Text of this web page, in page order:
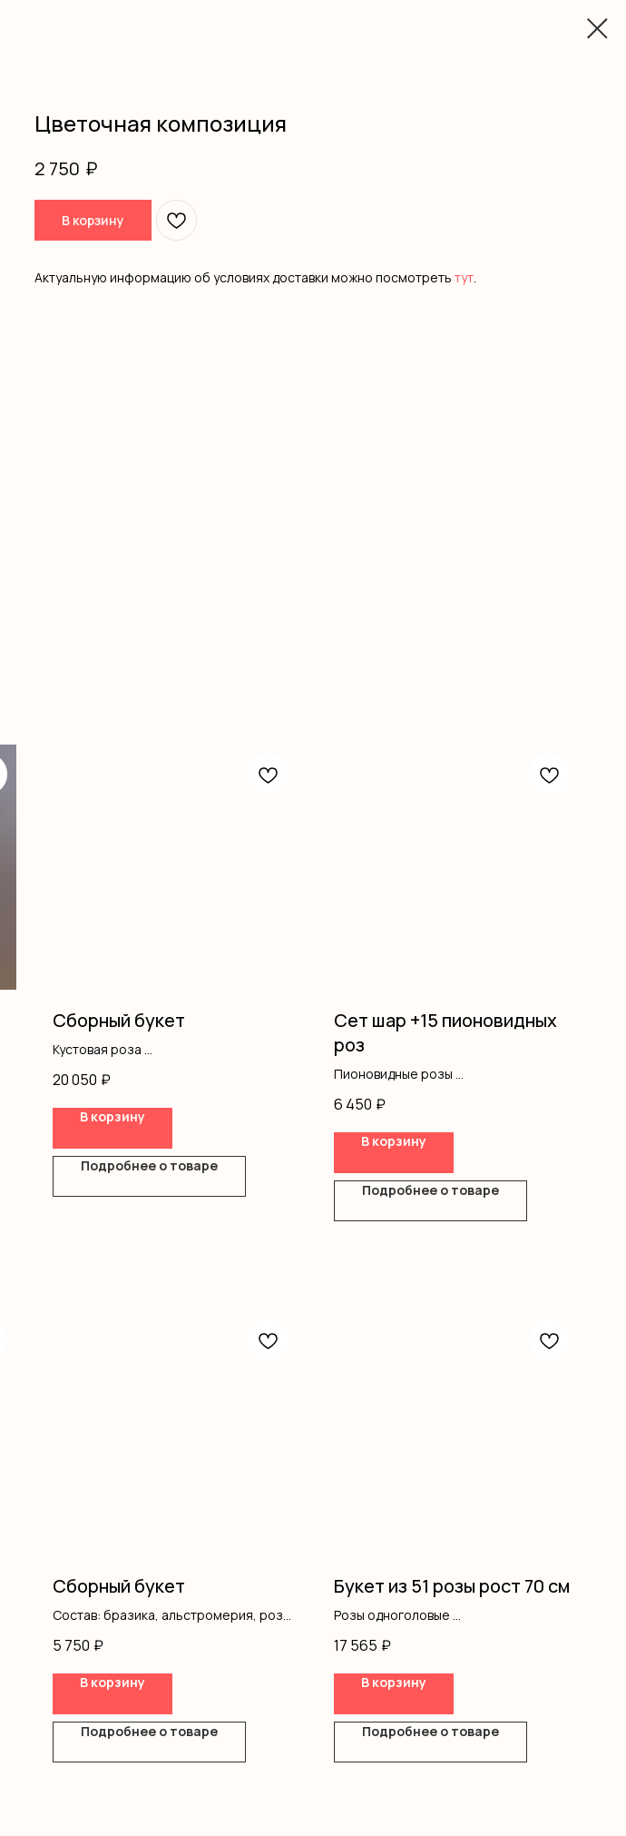
Цветочная композиция
2 750 ₽
В корзину
Актуальную информацию об условиях доставки можно посмотреть тут
Сборный букет
Кустовая роза
Писташ
Оформление
20 050 ₽
В корзину
Подробнее о товаре
Сет шар +15 пионовидных
роз
Пионовидные розы
Лента
6 450 ₽
В корзину
Подробнее о товаре
Сборный букет
Состав: бразика, альстромерия, розы,
5 750 ₽
В корзину
Подробнее о товаре
Букет из 51 розы рост 70 см
Розы одноголовые
17 565 ₽
В корзину
Подробнее о товаре